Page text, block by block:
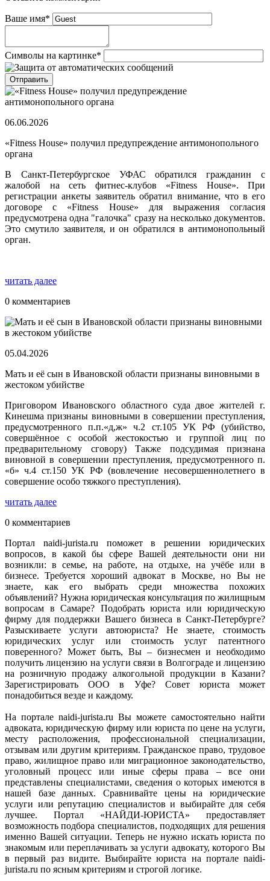
Ваше имя*
Символы на картинке*
06.06.2026
«Fitness House» получил предупреждение антимонопольного
органа
В Санкт-Петербургское УФАС обратился гражданин с
жалобой на сеть фитнес-клубов «Fitness House». При
регистрации анкеты заявитель обратил внимание, что в его
договоре с «Fitness House» для выражения согласия
предусмотрена одна "галочка" сразу на несколько документов.
Это смутило заявителя, и он обратился в антимонопольный
орган.
читать далее
0 комментариев
05.04.2026
Мать и её сын в Ивановской области признаны виновными в
жестоком убийстве
Приговором Ивановского областного суда двое жителей г.
Кинешма признаны виновными в совершении преступления,
предусмотренного п.п.«д,ж» ч.2 ст.105 УК РФ (убийство,
совершённое с особой жестокостью и группой лиц по
предварительному сговору) Также подсудимая признана
виновной в совершении преступления, предусмотренного п.
«б» ч.4 ст.150 УК РФ (вовлечение несовершеннолетнего в
совершение особо тяжкого преступления).
читать далее
0 комментариев
Портал naidi-jurista.ru поможет в решении юридических
вопросов, в какой бы сфере Вашей деятельности они ни
возникли: в семье, на работе, на отдыхе, на учёбе или в
бизнесе. Требуется хороший адвокат в Москве, но Вы не
знаете, как его выбрать среди множества похожих
объявлений? Нужна юридическая консультация по жилищным
вопросам в Самаре? Подобрать юриста или юридическую
фирму для поддержки Вашего бизнеса в Санкт-Петербурге?
Разыскиваете услуги автоюриста? Не знаете, стоимость
юридических услуг или стоимость услуг патентного
поверенного? Может быть, Вы – бизнесмен и необходимо
получить лицензию на услуги связи в Волгограде и лицензию
на розничную продажу алкогольной продукции в Казани?
Зарегистрировать ООО в Уфе? Совет юриста может
понадобиться везде и каждому.
На портале naidi-jurista.ru Вы можете самостоятельно найти
адвоката, юридическую фирму или юриста по цене на услуги,
месту расположения, профессиональной специализации,
отзывам или другим критериям. Гражданское право, трудовое
право, жилищное право или миграционное законодательство,
уголовный процесс или иные сферы права – все они
представлены специалистами, сведения о которых имеются в
нашей базе данных. Сравнивайте цены на юридические
услуги или репутацию специалистов и выбирайте для себя
лучшее. Портал «НАЙДИ-ЮРИСТА» предоставляет
возможность подбора специалистов, подходящих для решения
именно Вашей ситуации. Теперь не нужно искать юриста по
знакомым или переплачивать за услуги адвокату, которого Вы
в первый раз видите. Выбирайте юриста на портале naidi-
jurista.ru по ясным критериям и строгой логике.